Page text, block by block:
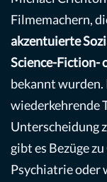
Filmemachern,
akzentuierte
Science-Fiction-
bekannt wurden.
wiederkehrende
Unterscheidung
gibt es Bezüge
Psychiatrie oder